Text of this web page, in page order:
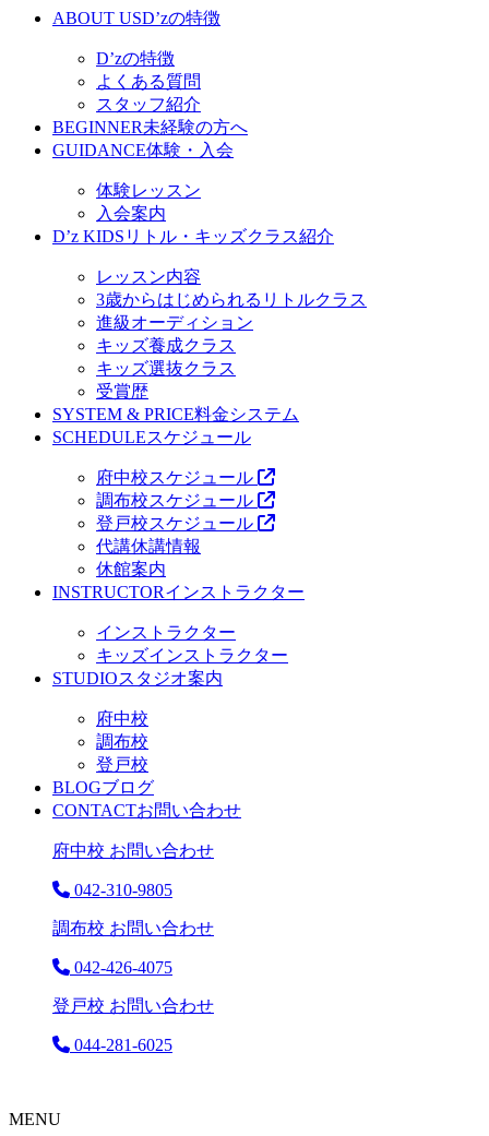
ABOUT USD’zの特徴
D’zの特徴
よくある質問
スタッフ紹介
BEGINNER未経験の方へ
GUIDANCE体験・入会
体験レッスン
入会案内
D’z KIDS リトル・キッズクラス紹介
レッスン内容
3歳からはじめられるリトルクラス
進級オーディション
キッズ養成クラス
キッズ選抜クラス
受賞歴
SYSTEM & PRICE料金システム
SCHEDULEスケジュール
府中校スケジュール
調布校スケジュール
登戸校スケジュール
代講休講情報
休館案内
INSTRUCTORインストラクター
インストラクター
キッズインストラクター
STUDIOスタジオ案内
府中校
調布校
登戸校
BLOGブログ
CONTACTお問い合わせ
府中校 お問い合わせ
042-310-9805
調布校 お問い合わせ
042-426-4075
登戸校 お問い合わせ
044-281-6025
MENU